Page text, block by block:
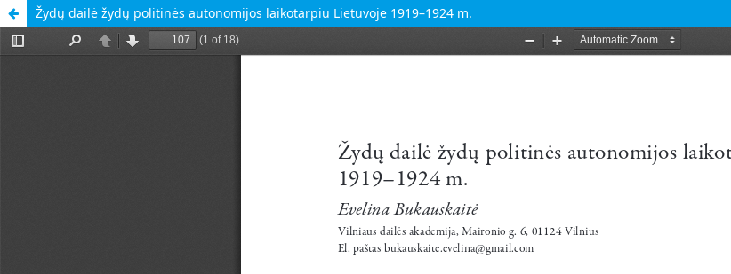
Žydų dailė žydų politinės autonomijos laikotarpiu Lietuvoje 1919–1924 m.